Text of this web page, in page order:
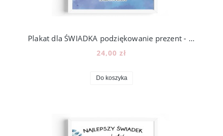
Plakat dla ŚWIADKA podziękowanie prezent - wzór PS3
24,00 zł
Do koszyka